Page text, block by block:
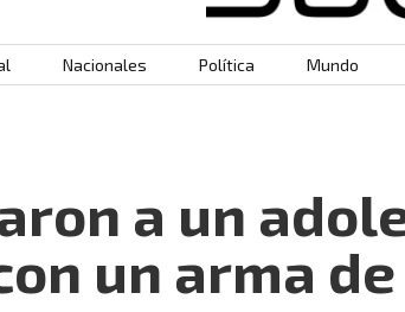
Nacionales Política Mundo
a un
un arma